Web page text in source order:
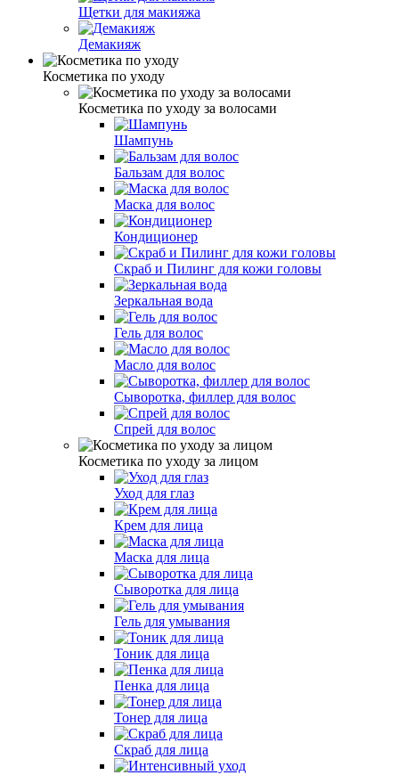
Щетки для макияжа
Демакияж
Косметика по уходу
Косметика по уходу за волосами
Шампунь
Бальзам для волос
Маска для волос
Кондиционер
Скраб и Пилинг для кожи головы
Зеркальная вода
Гель для волос
Масло для волос
Сыворотка, филлер для волос
Спрей для волос
Косметика по уходу за лицом
Уход для глаз
Крем для лица
Маска для лица
Сыворотка для лица
Гель для умывания
Тоник для лица
Пенка для лица
Тонер для лица
Скраб для лица